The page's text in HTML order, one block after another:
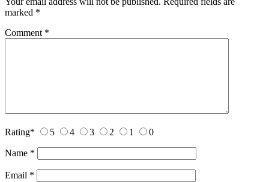
marked *
Comment *
Rating* 5 4 3 2 1 0
Name *
Email *